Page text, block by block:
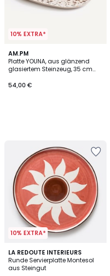
10% EXTRA*
AM.PM
Platte YOUNA, aus glänzend
glasiertem Steinzeug, 35 cm
54,00 €
10% EXTRA*
LA REDOUTE INTERIEURS
Runde Servierplatte Montesol
aus Steingut
4,8
/ 5